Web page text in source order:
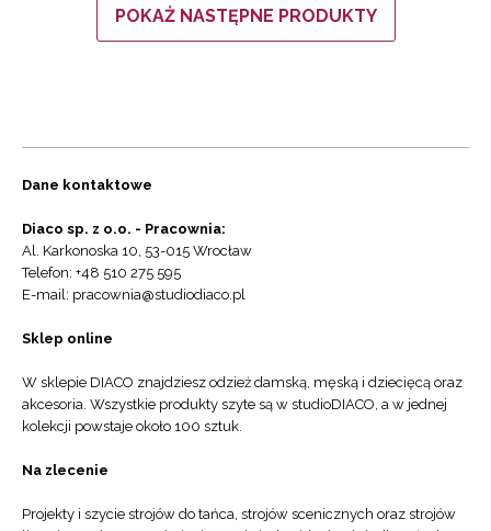
POKAŻ NASTĘPNE PRODUKTY
Dane kontaktowe
Diaco sp. z o.o. - Pracownia:
Al. Karkonoska 10, 53-015 Wrocław
Telefon: +48 510 275 595
E-mail: pracownia@studiodiaco.pl
Sklep online
W sklepie DIACO znajdziesz odzież damską, męską i dziecięcą oraz
akcesoria. Wszystkie produkty szyte są w studioDIACO, a w jednej
kolekcji powstaje około 100 sztuk.
Na zlecenie
Projekty i szycie strojów do tańca, strojów scenicznych oraz strojów